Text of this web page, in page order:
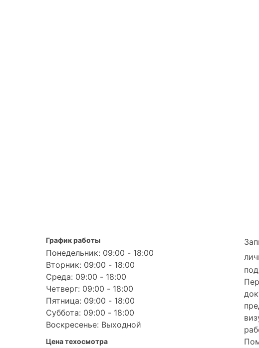
График работы
Понедельник: 09:00 - 18:00
Вторник: 09:00 - 18:00
Среда: 09:00 - 18:00
Четверг: 09:00 - 18:00
Пятница: 09:00 - 18:00
Суббота: 09:00 - 18:00
Воскресенье: Выходной
Цена техосмотра